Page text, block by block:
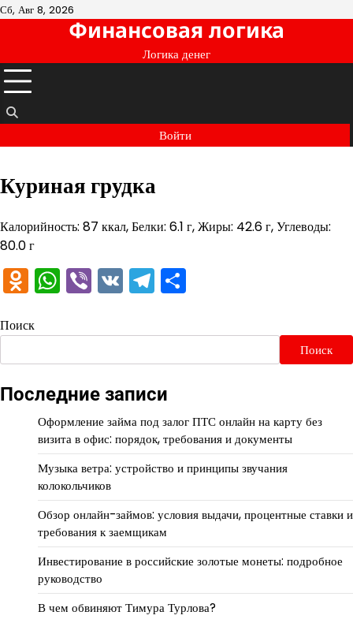
Перейти
Сб, Авг 8, 2026
Финансовая логика
Логика денег
Войти
Куриная грудка
Калорийность: 87 ккал, Белки: 6.1 г, Жиры: 42.6 г, Углеводы:
80.0 г
Odnoklassniki
WhatsApp
Viber
VKTelegram
Поиск
Поиск
Последние записи
Оформление займа под залог ПТС онлайн на карту без
визита в офис: порядок, требования и документы
Музыка ветра: устройство и принципы звучания
колокольчиков
Обзор онлайн-займов: условия выдачи, процентные ставки и
требования к заемщикам
Инвестирование в российские золотые монеты: подробное
руководство
В чем обвиняют Тимура Турлова?